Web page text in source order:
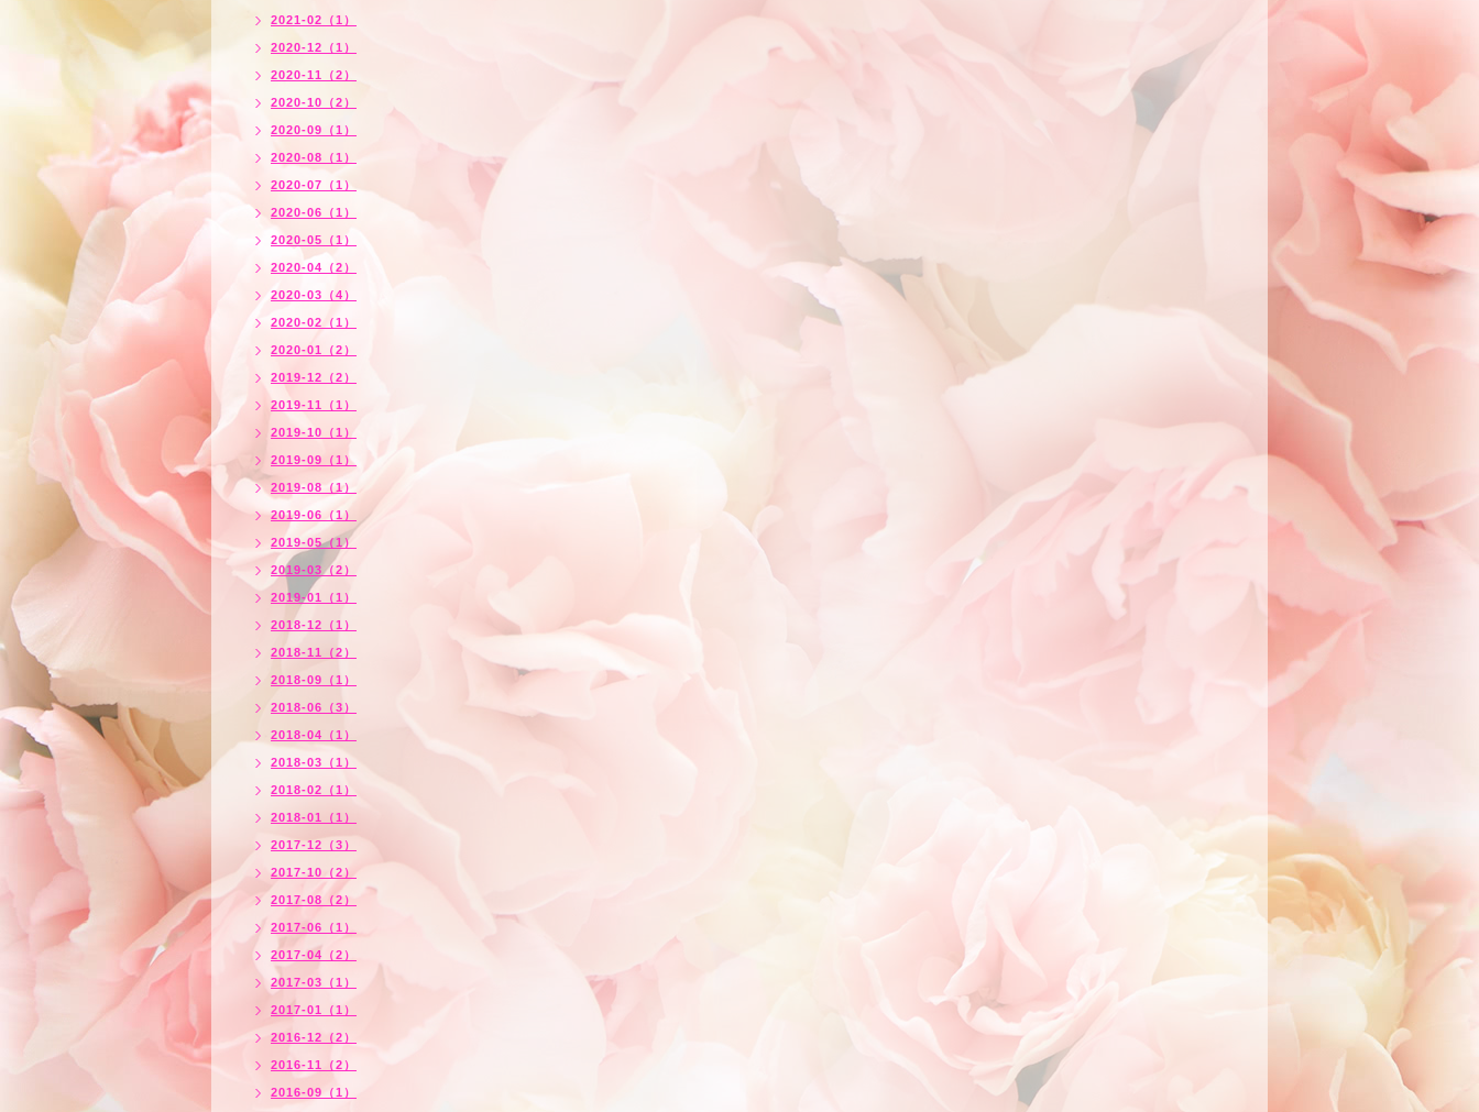
2021-02（1）
2020-12（1）
2020-11（2）
2020-10（2）
2020-09（1）
2020-08（1）
2020-07（1）
2020-06（1）
2020-05（1）
2020-04（2）
2020-03（4）
2020-02（1）
2020-01（2）
2019-12（2）
2019-11（1）
2019-10（1）
2019-09（1）
2019-08（1）
2019-06（1）
2019-05（1）
2019-03（2）
2019-01（1）
2018-12（1）
2018-11（2）
2018-09（1）
2018-06（3）
2018-04（1）
2018-03（1）
2018-02（1）
2018-01（1）
2017-12（3）
2017-10（2）
2017-08（2）
2017-06（1）
2017-04（2）
2017-03（1）
2017-01（1）
2016-12（2）
2016-11（2）
2016-09（1）